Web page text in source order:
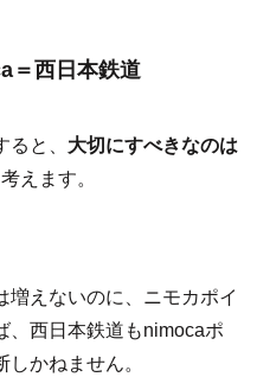
＝西日本鉄道
と、 大切にすべきなのは
えます。
増えないのに、ニモカポイ
、西日本鉄道もnimocaポ
かねません。